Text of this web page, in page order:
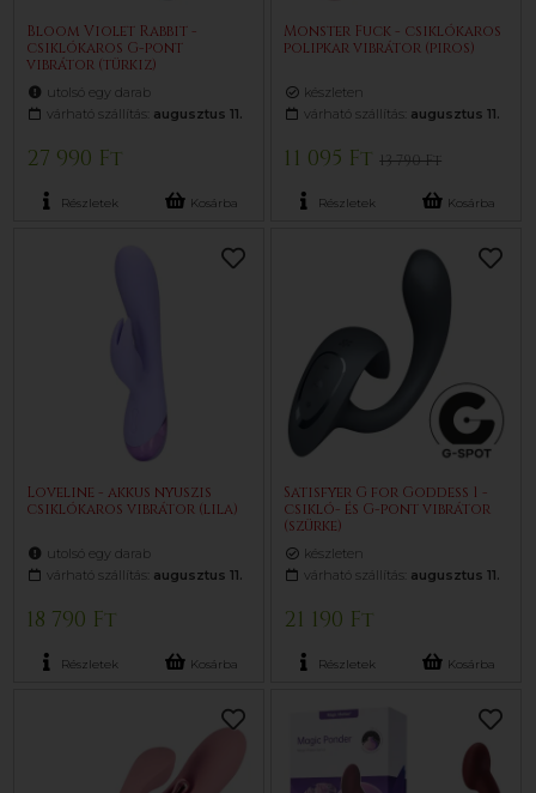
Bloom Violet Rabbit -
csiklókaros G-pont
vibrátor (türkiz)
utolsó egy darab
várható szállítás: augusztus 11.
27 990 Ft
Részletek Kosárba
Monster Fuck - csiklókaros
polipkar vibrátor (piros)
készleten
várható szállítás: augusztus 11.
11 095 Ft13 790 Ft
Részletek Kosárba
Loveline - akkus nyuszis
csiklókaros vibrátor (lila)
utolsó egy darab
várható szállítás: augusztus 11.
18 790 Ft
Részletek Kosárba
Satisfyer G for Goddess 1 -
csikló- és G-pont vibrátor
(szürke)
készleten
várható szállítás: augusztus 11.
21 190 Ft
Részletek Kosárba